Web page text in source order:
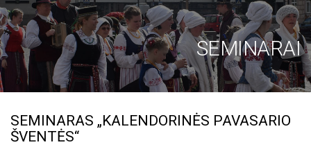
SEMINARAI
SEMINARAS „KALENDORINĖS PAVASARIO
ŠVENTĖS“